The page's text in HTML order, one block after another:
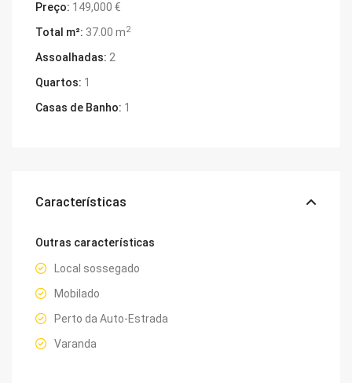
Preço: 149,000 €
Total m²: 37.00 m2
Assoalhadas: 2
Quartos: 1
Casas de Banho: 1
Características
Outras características
Local sossegado
Mobilado
Perto da Auto-Estrada
Varanda